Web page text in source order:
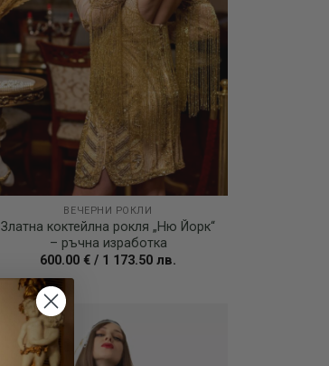
ВЕЧЕРНИ РОКЛИ
Златна коктейлна рокля „Ню Йорк“
– ръчна изработка
600.00 € / 1 173.50 лв.